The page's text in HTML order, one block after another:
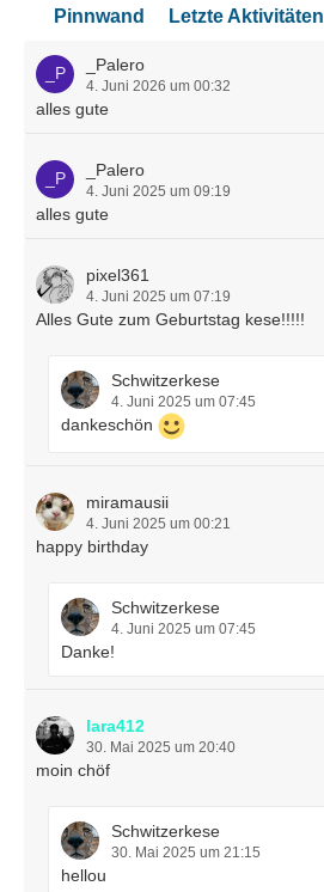
Pinnwand Letzte Aktivitäten
_Palero
4. Juni 2026 um 00:32
alles gute
_Palero
4. Juni 2025 um 09:19
alles gute
pixel361
4. Juni 2025 um 07:19
Alles Gute zum Geburtstag kese!!!!!
Schwitzerkese
4. Juni 2025 um 07:45
dankeschön
miramausii
4. Juni 2025 um 00:21
happy birthday
Schwitzerkese
4. Juni 2025 um 07:45
Danke!
lara412
30. Mai 2025 um 20:40
moin chöf
Schwitzerkese
30. Mai 2025 um 21:15
hellou